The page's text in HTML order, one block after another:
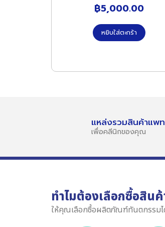
฿5,000.00
หยิบใส่ตะกร้า
แหล่งรวมสินค้าแพ
เพื่อคลีนิกของคุณ
ทำไมต้องเลือกซื้อสินค้
ให้คุณเลือกซื้อผลิตภัณฑ์ทันตกรรมไ